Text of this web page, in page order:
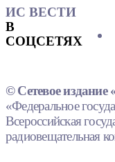
ИС ВЕСТИ
В
СОЦСЕТЯХ
© Сетевое издание
«Федеральное
Всероссийская
радиовещательная